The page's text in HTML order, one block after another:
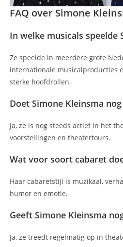
FAQ over Simone
In welke musicals speelde
Ze speelde in meerdere grote
internationale musicalproducties
sterke hoofdrollen.
Doet Simone Kleinsma
Ja, ze is nog steeds actief in het
voorstellingen en theatertours.
Wat voor soort cabaret
Haar cabaretstijl is muzikaal,
humor en emotie.
Geeft Simone Kleinsma
Ja, ze treedt regelmatig op in